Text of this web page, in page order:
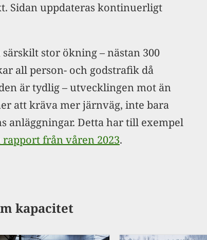
Sidan uppdateras kontinuerligt
stor ökning – nästan 300
all person- och godstrafik då
är tydlig – utvecklingen mot än
att kräva mer järnväg, inte bara
anläggningar. Detta har till exempel
rapport från våren 2023.
kapacitet